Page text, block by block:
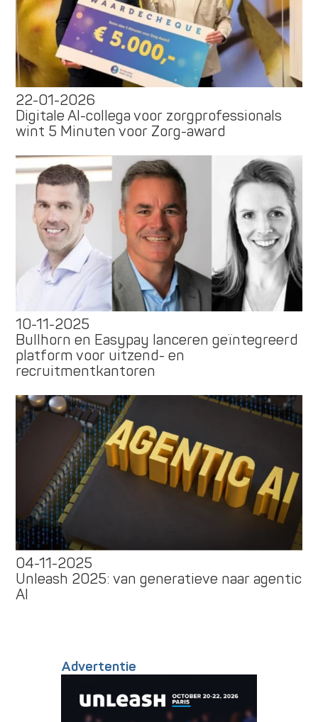
22-01-2026
Digitale AI-collega voor zorgprofessionals
wint 5 Minuten voor Zorg-award
10-11-2025
Bullhorn en Easypay lanceren geïntegreerd
platform voor uitzend- en
recruitmentkantoren
04-11-2025
Unleash 2025: van generatieve naar agentic
AI
Advertentie